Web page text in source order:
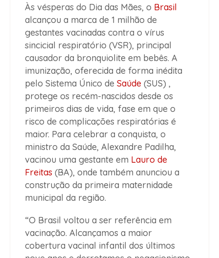
Às vésperas do Dia das Mães, o Brasil
alcançou a marca de 1 milhão de
gestantes vacinadas contra o vírus
sincicial respiratório (VSR), principal
causador da bronquiolite em bebês. A
imunização, oferecida de forma inédita
pelo Sistema Único de Saúde (SUS) ,
protege os recém-nascidos desde os
primeiros dias de vida, fase em que o
risco de complicações respiratórias é
maior. Para celebrar a conquista, o
ministro da Saúde, Alexandre Padilha,
vacinou uma gestante em Lauro de
Freitas (BA), onde também anunciou a
construção da primeira maternidade
municipal da região.
“O Brasil voltou a ser referência em
vacinação. Alcançamos a maior
cobertura vacinal infantil dos últimos